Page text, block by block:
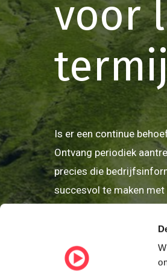
voor
Is er een continue
Ontvang periodiek
precies die
succesvol te maken
Neem